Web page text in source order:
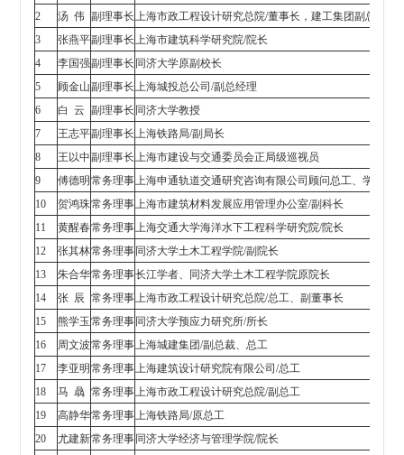
2
汤 伟 副理事长上海市政工程设计研究总院/董事长，建工集团副总裁
3
张燕平副理事长上海市建筑科学研究院/院长
4
李国强副理事长 同济大学原副校长
5
顾金山副理事长上海城投总公司/副总经理
6
白 云 副理事长 同济大学教授
7
王志平副理事长上海铁路局/副局长
8
王以中副理事长上海市建设与交通委员会正局级巡视员
9
傅德明 常务理事上海申通轨道交通研究咨询有限公司顾问总工、学会秘
10
贺鸿珠常务理事上海市建筑材料发展应用管理办公室/副科长
11
黄醒春常务理事上海交通大学海洋水下工程科学研究院/院长
12
张其林常务理事 同济大学土木工程学院/副院长
13
朱合华常务理事长江学者、同济大学土木工程学院原院长
14
张 辰 常务理事上海市政工程设计研究总院/总工、副董事长
15
熊学玉常务理事 同济大学预应力研究所/所长
16
周文波常务理事上海城建集团/副总裁、总工
17
李亚明 常务理事上海建筑设计研究院有限公司/总工
18
马 骉 常务理事上海市政工程设计研究总院/副总工
19
高静华常务理事上海铁路局/原总工
20
尤建新常务理事 同济大学经济与管理学院/院长